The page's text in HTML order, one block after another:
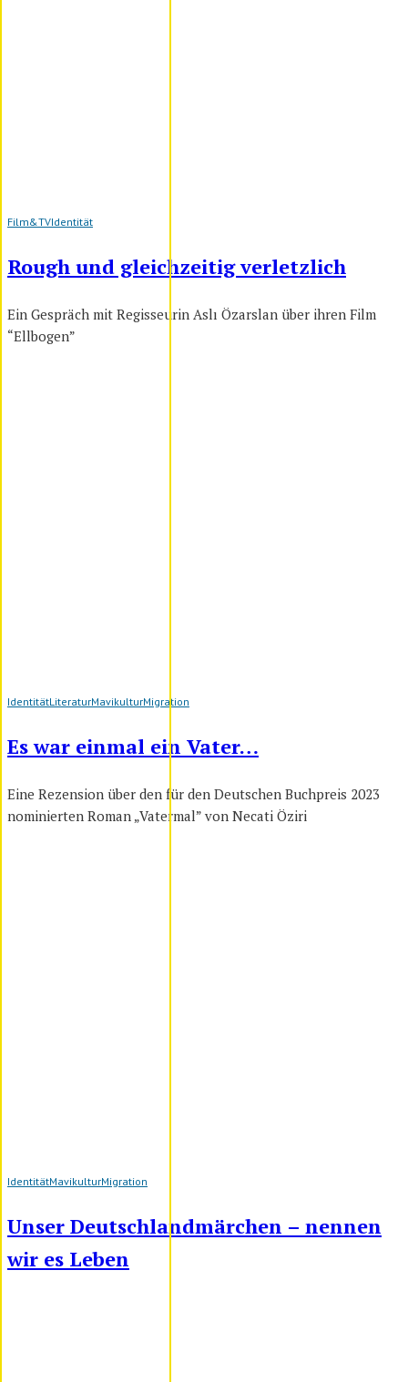
Film&TVIdentität
Rough und gleichzeitig verletzlich
Ein Gespräch mit Regisseurin Aslı Özarslan über ihren Film
“Ellbogen”
IdentitätLiteraturMavikulturMigration
Es war einmal ein Vater…
Eine Rezension über den für den Deutschen Buchpreis 2023
nominierten Roman „Vatermal” von Necati Öziri
IdentitätMavikulturMigration
Unser Deutschlandmärchen – nennen
wir es Leben